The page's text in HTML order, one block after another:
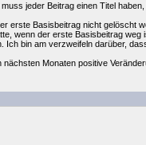
jeder Beitrag einen Titel
erste Basisbeitrag nicht gelöscht
wenn der erste Basisbeitrag
Ich bin am verzweifeln darüber,
Monaten positive